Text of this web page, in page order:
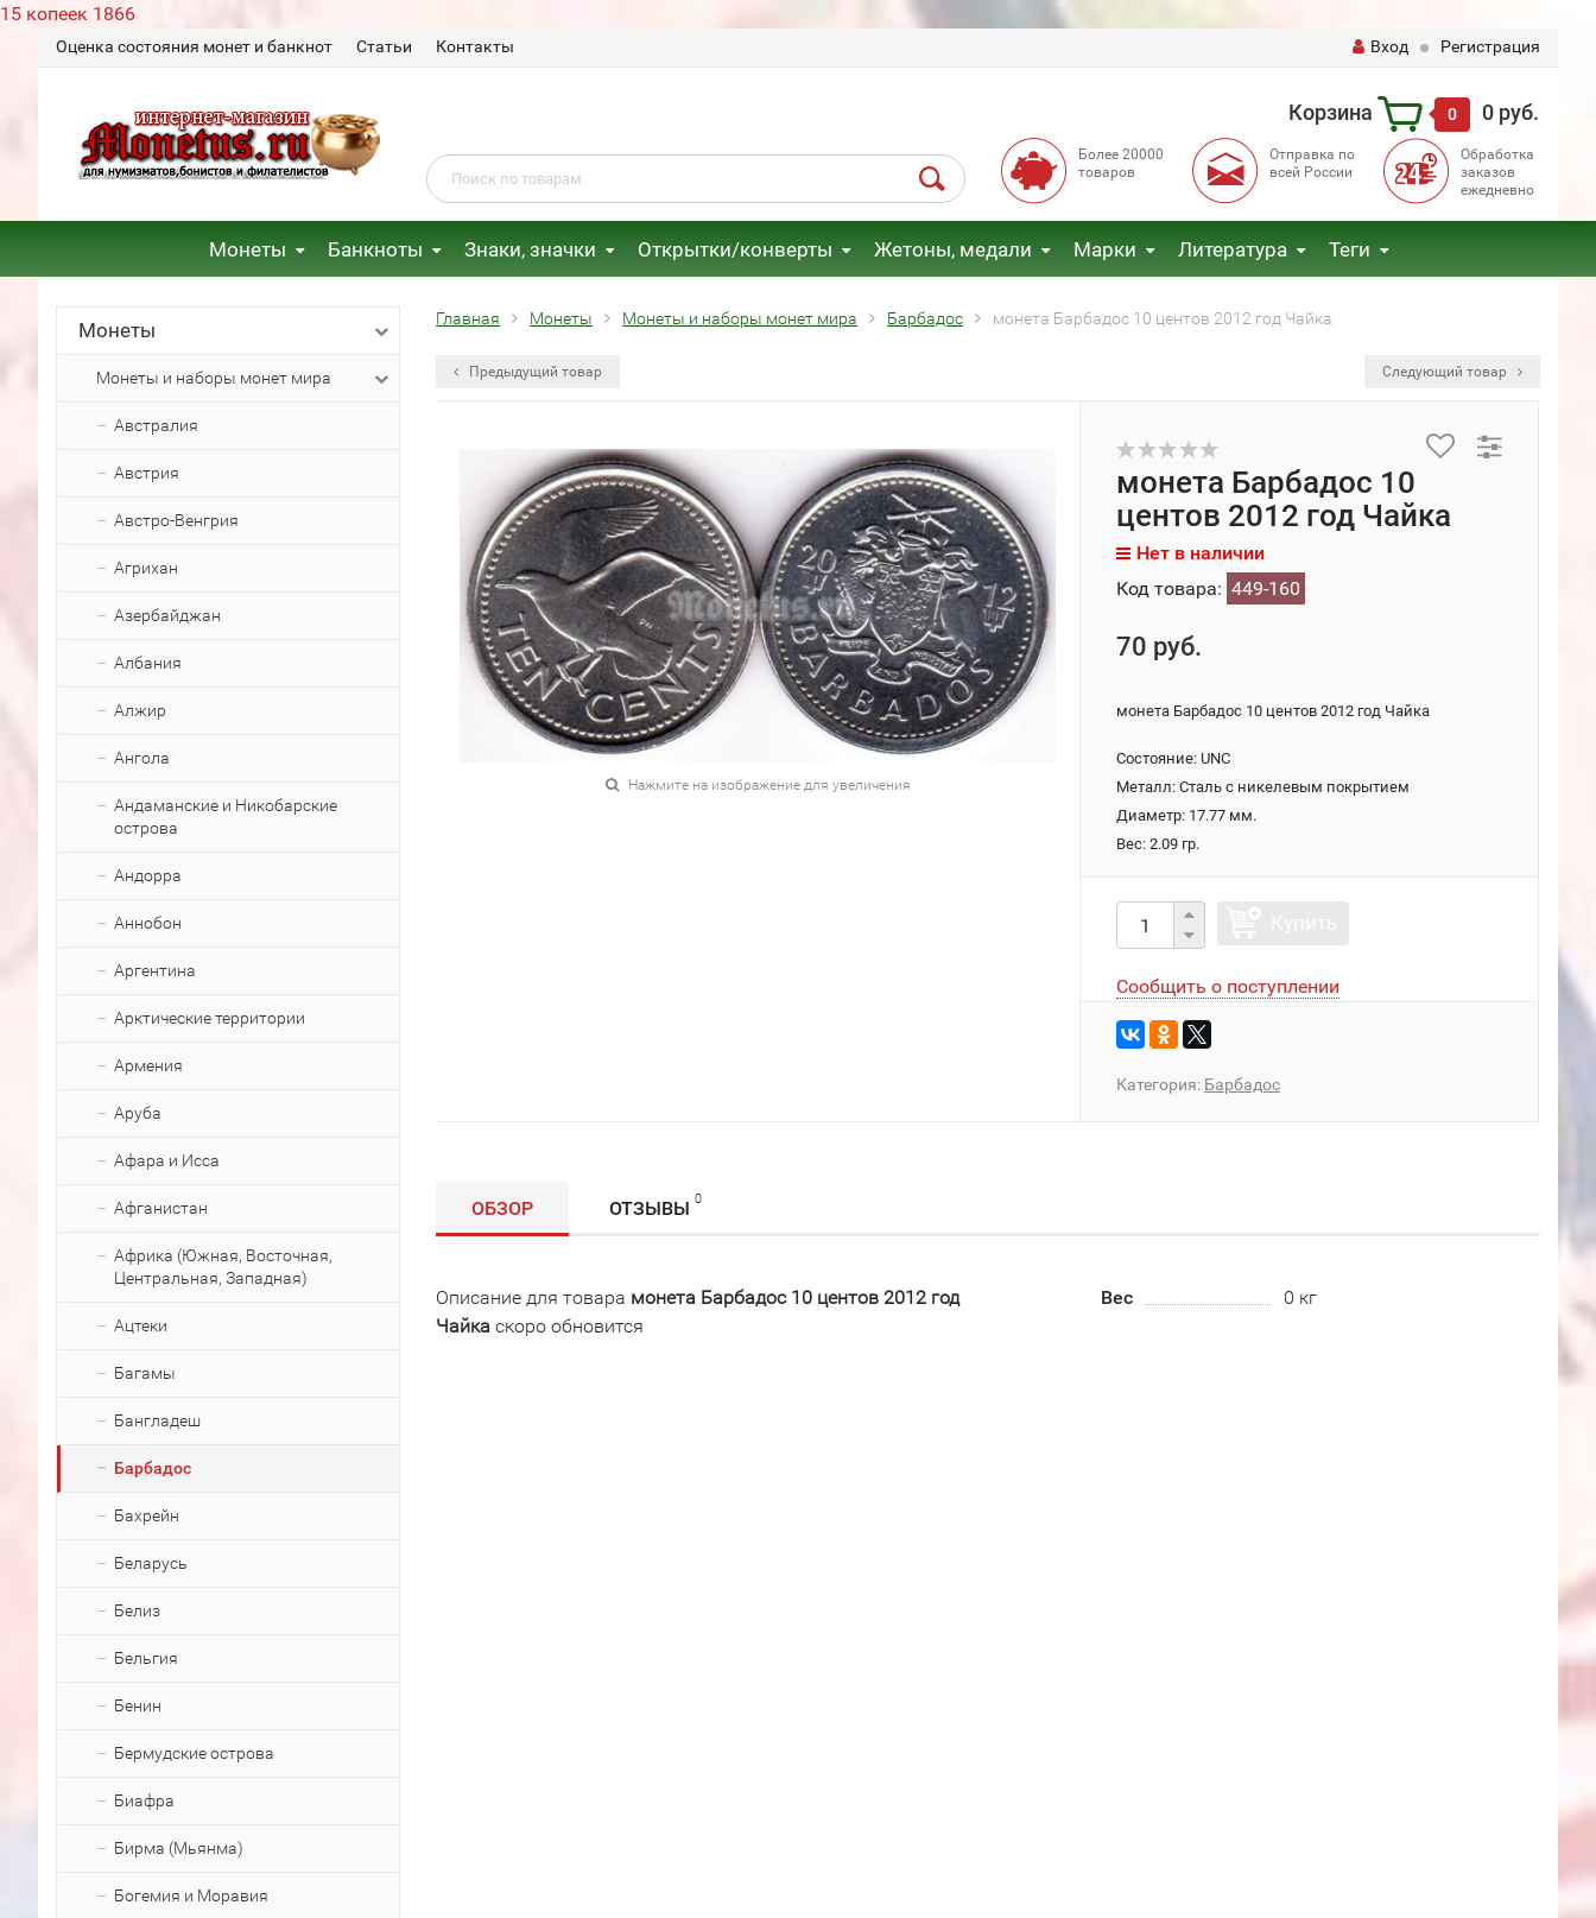
15 копеек 1866
Оценка состояния монет и банкнот Статьи Контакты Вход Регистрация
Корзина 0 0 руб.
Более 20000
товаров
Отправка по
всей России
Обработка
заказов
ежедневно
Монеты Банкноты Знаки, значки Открытки/конверты Жетоны, медали Марки Литература Теги
Монеты
Монеты и наборы монет мира
Австралия
Австрия
Австро-Венгрия
Агрихан
Азербайджан
Албания
Алжир
Ангола
Андаманские и Никобарские
острова
Андорра
Аннобон
Аргентина
Арктические территории
Армения
Аруба
Афара и Исса
Афганистан
Африка (Южная, Восточная,
Центральная, Западная)
Ацтеки
Багамы
Бангладеш
Барбадос
Бахрейн
Беларусь
Белиз
Бельгия
Бенин
Бермудские острова
Биафра
Бирма (Мьянма)
Богемия и Моравия
Главная Монеты Монеты и наборы монет мира Барбадос монета Барбадос 10 центов 2012 год Чайка
Предыдущий товар Следующий товар
Нажмите на изображение для увеличения
монета Барбадос 10
центов 2012 год Чайка
Нет в наличии
Код товара: 449-160
70 руб.
монета Барбадос 10 центов 2012 год Чайка
Состояние: UNC
Металл: Сталь с никелевым покрытием
Диаметр: 17.77 мм.
Вес: 2.09 гр.
Сообщить о поступлении
Категория: Барбадос
ОБЗОР ОТЗЫВЫ 0
Описание для товара монета Барбадос 10 центов 2012 год
Чайка скоро обновится
Вес 0 кг